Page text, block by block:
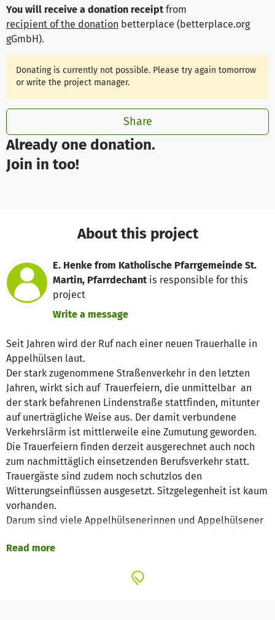
Already one donation.
Join in too!
You will receive a donation receipt from
recipient of the donation betterplace (betterplace.org
gGmbH).
Donating is currently not possible. Please try again tomorrow
or write the project manager.
Share
About this project
E. Henke from Katholische Pfarrgemeinde St.
Martin, Pfarrdechantis responsible for this
project
Write a message
Seit Jahren wird der Ruf nach einer neuen Trauerhalle in
Appelhülsen laut.
Der stark zugenommene Straßenverkehr in den letzten
Jahren, wirkt sich auf Trauerfeiern, die unmittelbar an
der stark befahrenen Lindenstraße stattfinden, mitunter
auf unerträgliche Weise aus. Der damit verbundene
Verkehrslärm ist mittlerweile eine Zumutung geworden.
Die Trauerfeiern finden derzeit ausgerechnet auch noch
zum nachmittäglich einsetzenden Berufsverkehr statt.
Trauergäste sind zudem noch schutzlos den
Witterungseinflüssen ausgesetzt. Sitzgelegenheit ist kaum
vorhanden.
Darum sind viele Appelhülsenerinnen und Appelhülsener
neuer Standort kein Luxus mehr ist.
unmittelbar vor dem Abschluss.
Read more